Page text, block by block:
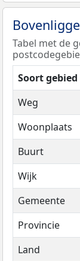
Tabel met de
Soort gebied
Weg
Woonplaats
Buurt
Wijk
Gemeente
Provincie
Land